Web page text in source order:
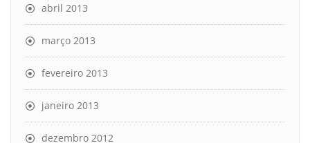
abril 2013
março 2013
fevereiro 2013
janeiro 2013
dezembro 2012